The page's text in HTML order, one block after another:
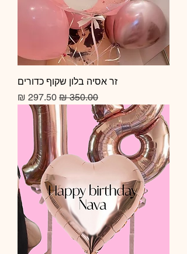
זר אסיה בלון שקוף כדורים
מחיר רגיל מחיר מבצע